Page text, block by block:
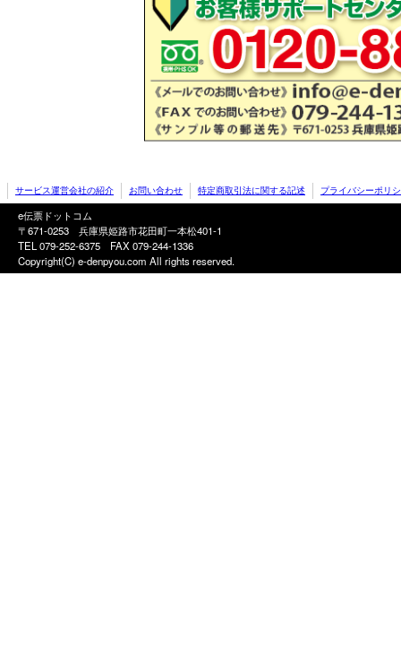
サービス運営会社の紹介 お問い合わせ 特定商取引法に関する記述 プライバシーポリ
e伝票ドットコム
〒671-0253 兵庫県姫路市花田町一本松401-1
TEL 079-252-6375 FAX 079-244-1336
Copyright(C) e-denpyou.com All rights reserved.